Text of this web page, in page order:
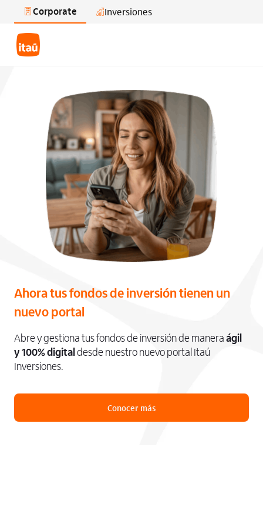
Saltar al contenido principal
Corporate Inversiones
Ahora tus fondos de inversión tienen un
nuevo portal
Abre y gestiona tus fondos de inversión de manera ágil
y 100% digitaldesde nuestro nuevo portal Itaú
Inversiones.
Conocer más